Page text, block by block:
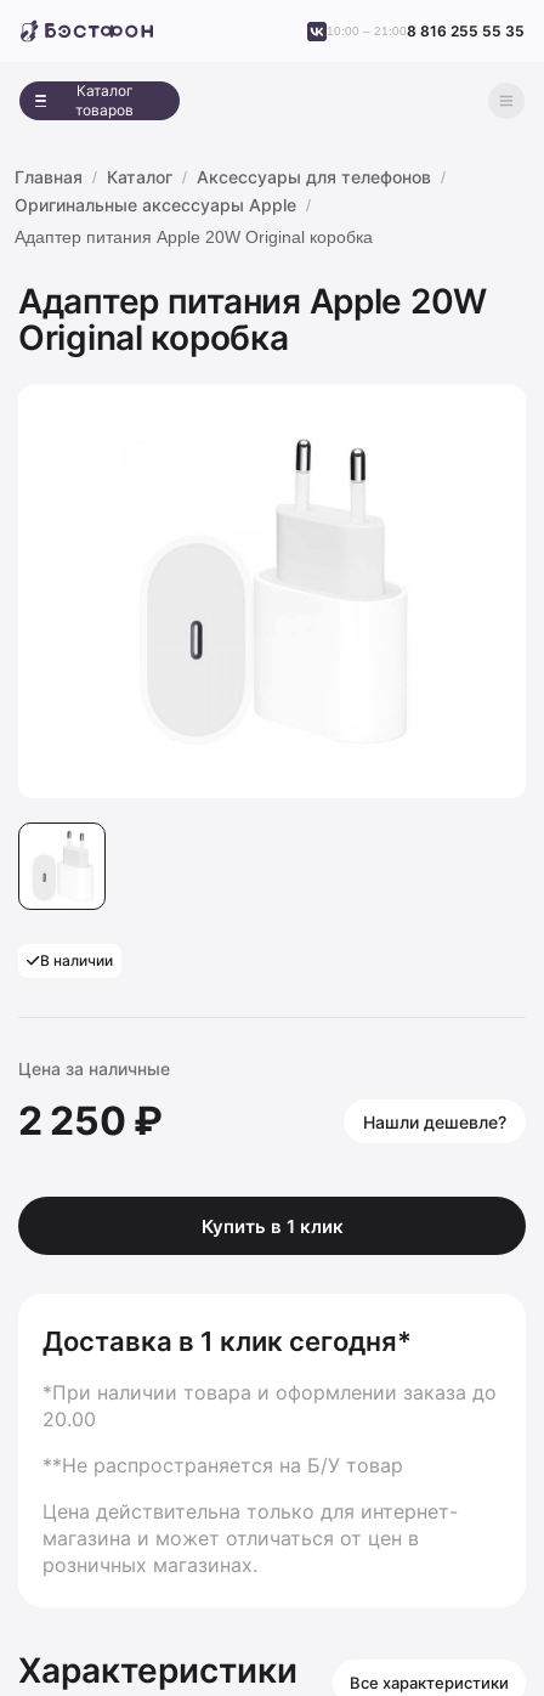
Каталог
товаров
10:00 – 21:008 816 255 55 35
Главная Каталог
Аксессуары для телефонов
Оригинальные аксессуары Apple
Адаптер питания Apple 20W Original коробка
Адаптер питания Apple 20W
Original коробка
В наличии
Цена за наличные
2 250 ₽ Нашли дешевле?
Купить в 1 клик
Доставка в 1 клик сегодня*
*При наличии товара и оформлении заказа до
20.00
**Не распространяется на Б/У товар
Цена действительна только для интернет-
магазина и может отличаться от цен в
розничных магазинах.
Характеристики Все характеристики